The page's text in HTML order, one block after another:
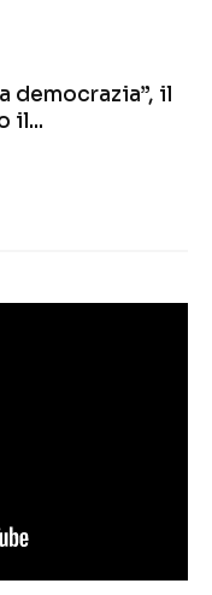
democrazia”, il
il...